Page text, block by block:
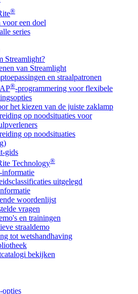
®
een doel
series
Streamlight?
van Streamlight
en straalpatronen
®-programmering voor flexibele
het kiezen van de juiste zaklamp
op noodsituaties voor
op noodsituaties
gids
Technology®
uitgelegd
woordenlijst
vragen
en trainingen
straaldemo
tot wetshandhaving
bekijken
opties